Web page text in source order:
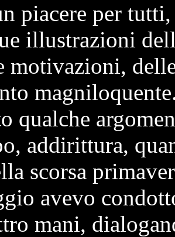
piacere per
illustrazioni
motivazioni,
qualche
addirittura,
scorsa
avevo
mani,